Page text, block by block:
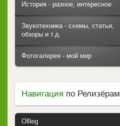
История - разное, интересное
Звукотехника - схемы, статьи,
обзоры и т.д.
Фотогалерея - мой мир
Навигация по Релизёрам
Ollleg